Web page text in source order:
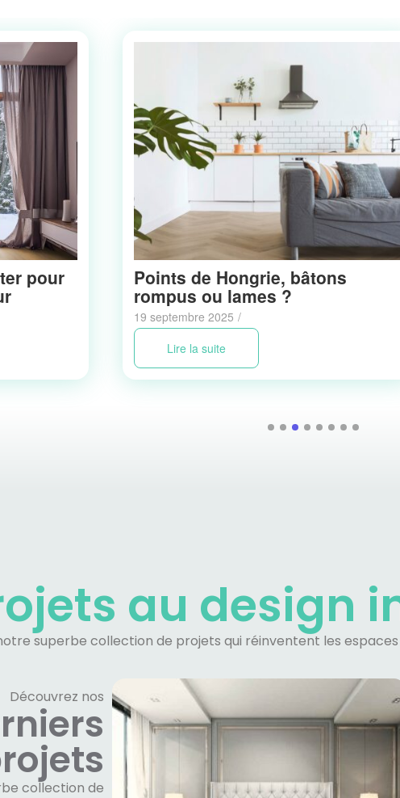
pour Points de Hongrie, bâtons
rompus ou lames ?
19 septembre 2025 /
Lire la suite
au design
superbe collection de projets qui réinventent les
Découvrez nos
collection de